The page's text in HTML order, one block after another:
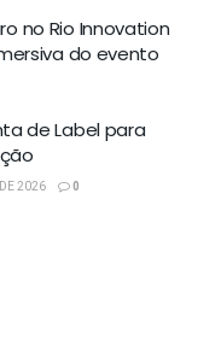
no Rio Innovation
do evento
de Label para
2026 0